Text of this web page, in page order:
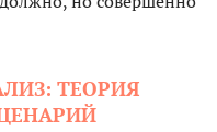
ТЕОРИЯ